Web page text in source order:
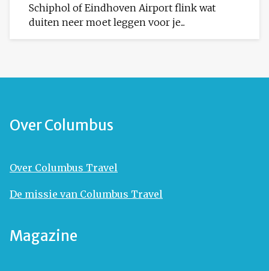
Schiphol of Eindhoven Airport flink wat
duiten neer moet leggen voor je...
Over Columbus
Over Columbus Travel
De missie van Columbus Travel
Magazine